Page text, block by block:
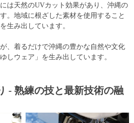
は天然のUVカット効果があり、沖縄の
。地域に根ざした素材を使用すること
生み出しています。
、着るだけで沖縄の豊かな自然や文化
しウェア」を生み出しています。
- 熟練の技と最新技術の融